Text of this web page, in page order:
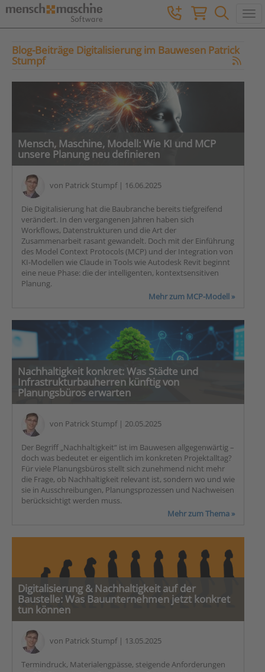
Blog-Beiträge Digitalisierung im Bauwesen Patrick
Stumpf
Mensch, Maschine, Modell: Wie KI und MCP
unsere Planung neu definieren
von Patrick Stumpf| 16.06.2025
Die Digitalisierung hat die Baubranche bereits tiefgreifend
verändert. In den vergangenen Jahren haben sich
Workflows, Datenstrukturen und die Art der
Zusammenarbeit rasant gewandelt. Doch mit der Einführung
des Model Context Protocols (MCP) und der Integration von
KI-Modellen wie Claude in Tools wie Autodesk Revit beginnt
eine neue Phase: die der intelligenten, kontextsensitiven
Planung.
Mehr zum MCP-Modell »
Nachhaltigkeit konkret: Was Städte und
Infrastrukturbauherren künftig von
Planungsbüros erwarten
von Patrick Stumpf| 20.05.2025
Der Begriff „Nachhaltigkeit“ ist im Bauwesen allgegenwärtig –
doch was bedeutet er eigentlich im konkreten Projektalltag?
Für viele Planungsbüros stellt sich zunehmend nicht mehr
die Frage, ob Nachhaltigkeit relevant ist, sondern wo und wie
sie in Ausschreibungen, Planungsprozessen und Nachweisen
berücksichtigt werden muss.
Mehr zum Thema »
Digitalisierung & Nachhaltigkeit auf der
Baustelle: Was Bauunternehmen jetzt konkret
tun können
von Patrick Stumpf| 13.05.2025
Termindruck, Materialengpässe, steigende Anforderungen